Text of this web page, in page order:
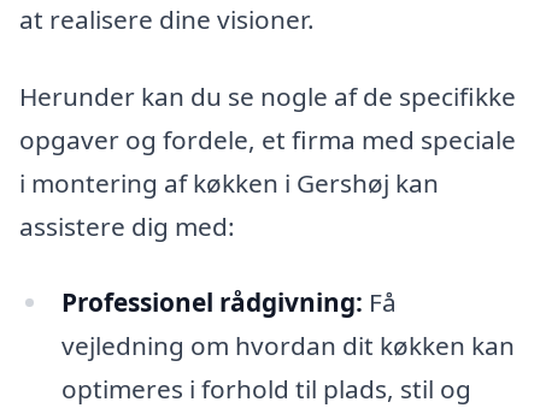
at realisere dine visioner.
Herunder kan du se nogle af de specifikke
opgaver og fordele, et firma med speciale
i montering af køkken i Gershøj kan
assistere dig med:
Professionel rådgivning: Få
vejledning om hvordan dit køkken kan
optimeres i forhold til plads, stil og